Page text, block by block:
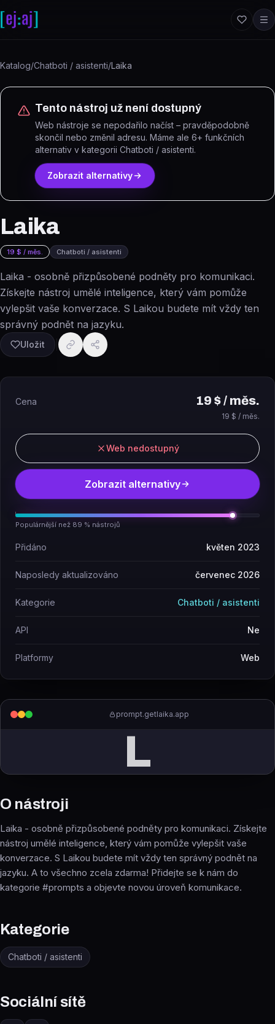
Katalog/Chatboti / asistenti/Laika
Tento nástroj už není dostupný
Web nástroje se nepodařilo načíst – pravděpodobně
skončil nebo změnil adresu. Máme ale 6+ funkčních
alternativ v kategorii Chatboti / asistenti.
Zobrazit alternativy
Laika
19 $ / měs. Chatboti / asistenti
Laika - osobně přizpůsobené podněty pro komunikaci.
Získejte nástroj umělé inteligence, který vám pomůže
vylepšit vaše konverzace. S Laikou budete mít vždy ten
správný podnět na jazyku.
Uložit
prompt.getlaika.app
L
O nástroji
Laika - osobně přizpůsobené podněty pro komunikaci. Získejte
nástroj umělé inteligence, který vám pomůže vylepšit vaše
konverzace. S Laikou budete mít vždy ten správný podnět na
jazyku. A to všechno zcela zdarma! Přidejte se k nám do
kategorie #prompts a objevte novou úroveň komunikace.
Kategorie
Chatboti / asistenti
Sociální sítě
Cena 19 $ / měs.
19 $ / měs.
Web nedostupný
Zobrazit alternativy
Populárnější než 89 % nástrojů
Přidáno květen 2023
Naposledy aktualizováno červenec 2026
Kategorie Chatboti / asistenti
API Ne
Platformy Web